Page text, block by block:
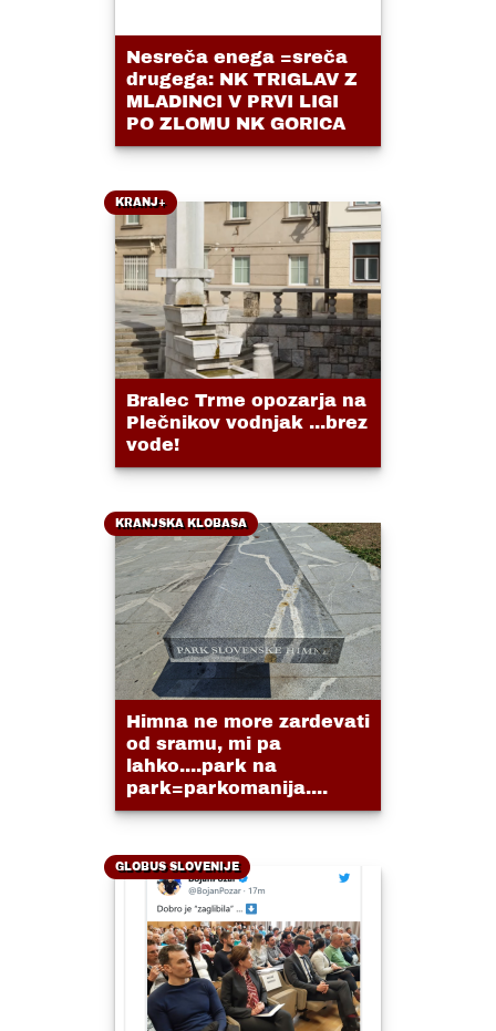
Nesreča enega =sreča
drugega: NK TRIGLAV Z
MLADINCI V PRVI LIGI
PO ZLOMU NK GORICA
KRANJ+
Bralec Trme opozarja na
Plečnikov vodnjak ...brez
vode!
KRANJSKA KLOBASA
Himna ne more zardevati
od sramu, mi pa
lahko....park na
park=parkomanija....
GLOBUS SLOVENIJE